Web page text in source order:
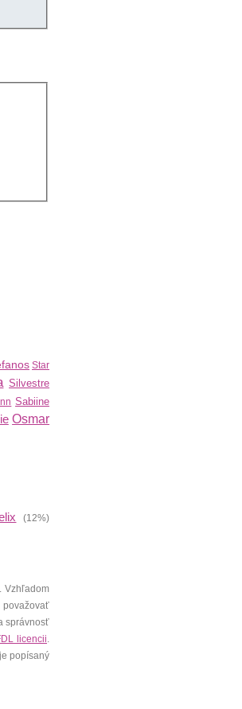
Star
Silvestre
Sabiine
Osmar
(12%)
Vzhľadom
považovať
správnosť
licencii.
popísaný